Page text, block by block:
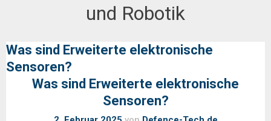
und Robotik
Was sind Erweiterte elektronische
Sensoren?
Was sind Erweiterte elektronische
Sensoren?